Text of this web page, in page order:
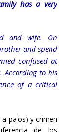
has a very
and wife. On
and spend
confused at
According to his
of a critical
palos) y crimen
de los